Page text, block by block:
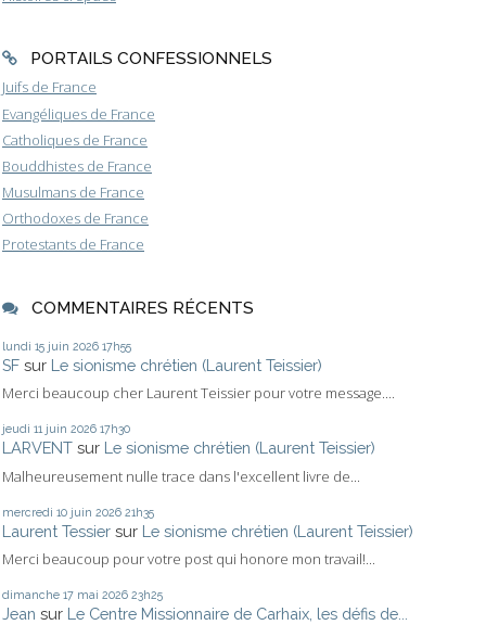
PORTAILS CONFESSIONNELS
Juifs de France
Evangéliques de France
Catholiques de France
Bouddhistes de France
Musulmans de France
Orthodoxes de France
Protestants de France
COMMENTAIRES RÉCENTS
lundi 15 juin 2026 17h55
SF sur Le sionisme chrétien (Laurent Teissier)
Merci beaucoup cher Laurent Teissier pour votre message....
jeudi 11 juin 2026 17h30
LARVENT sur Le sionisme chrétien (Laurent Teissier)
Malheureusement nulle trace dans l'excellent livre de...
mercredi 10 juin 2026 21h35
Laurent Tessier sur Le sionisme chrétien (Laurent Teissier)
Merci beaucoup pour votre post qui honore mon travail!...
dimanche 17 mai 2026 23h25
Jean sur Le Centre Missionnaire de Carhaix, les défis de...